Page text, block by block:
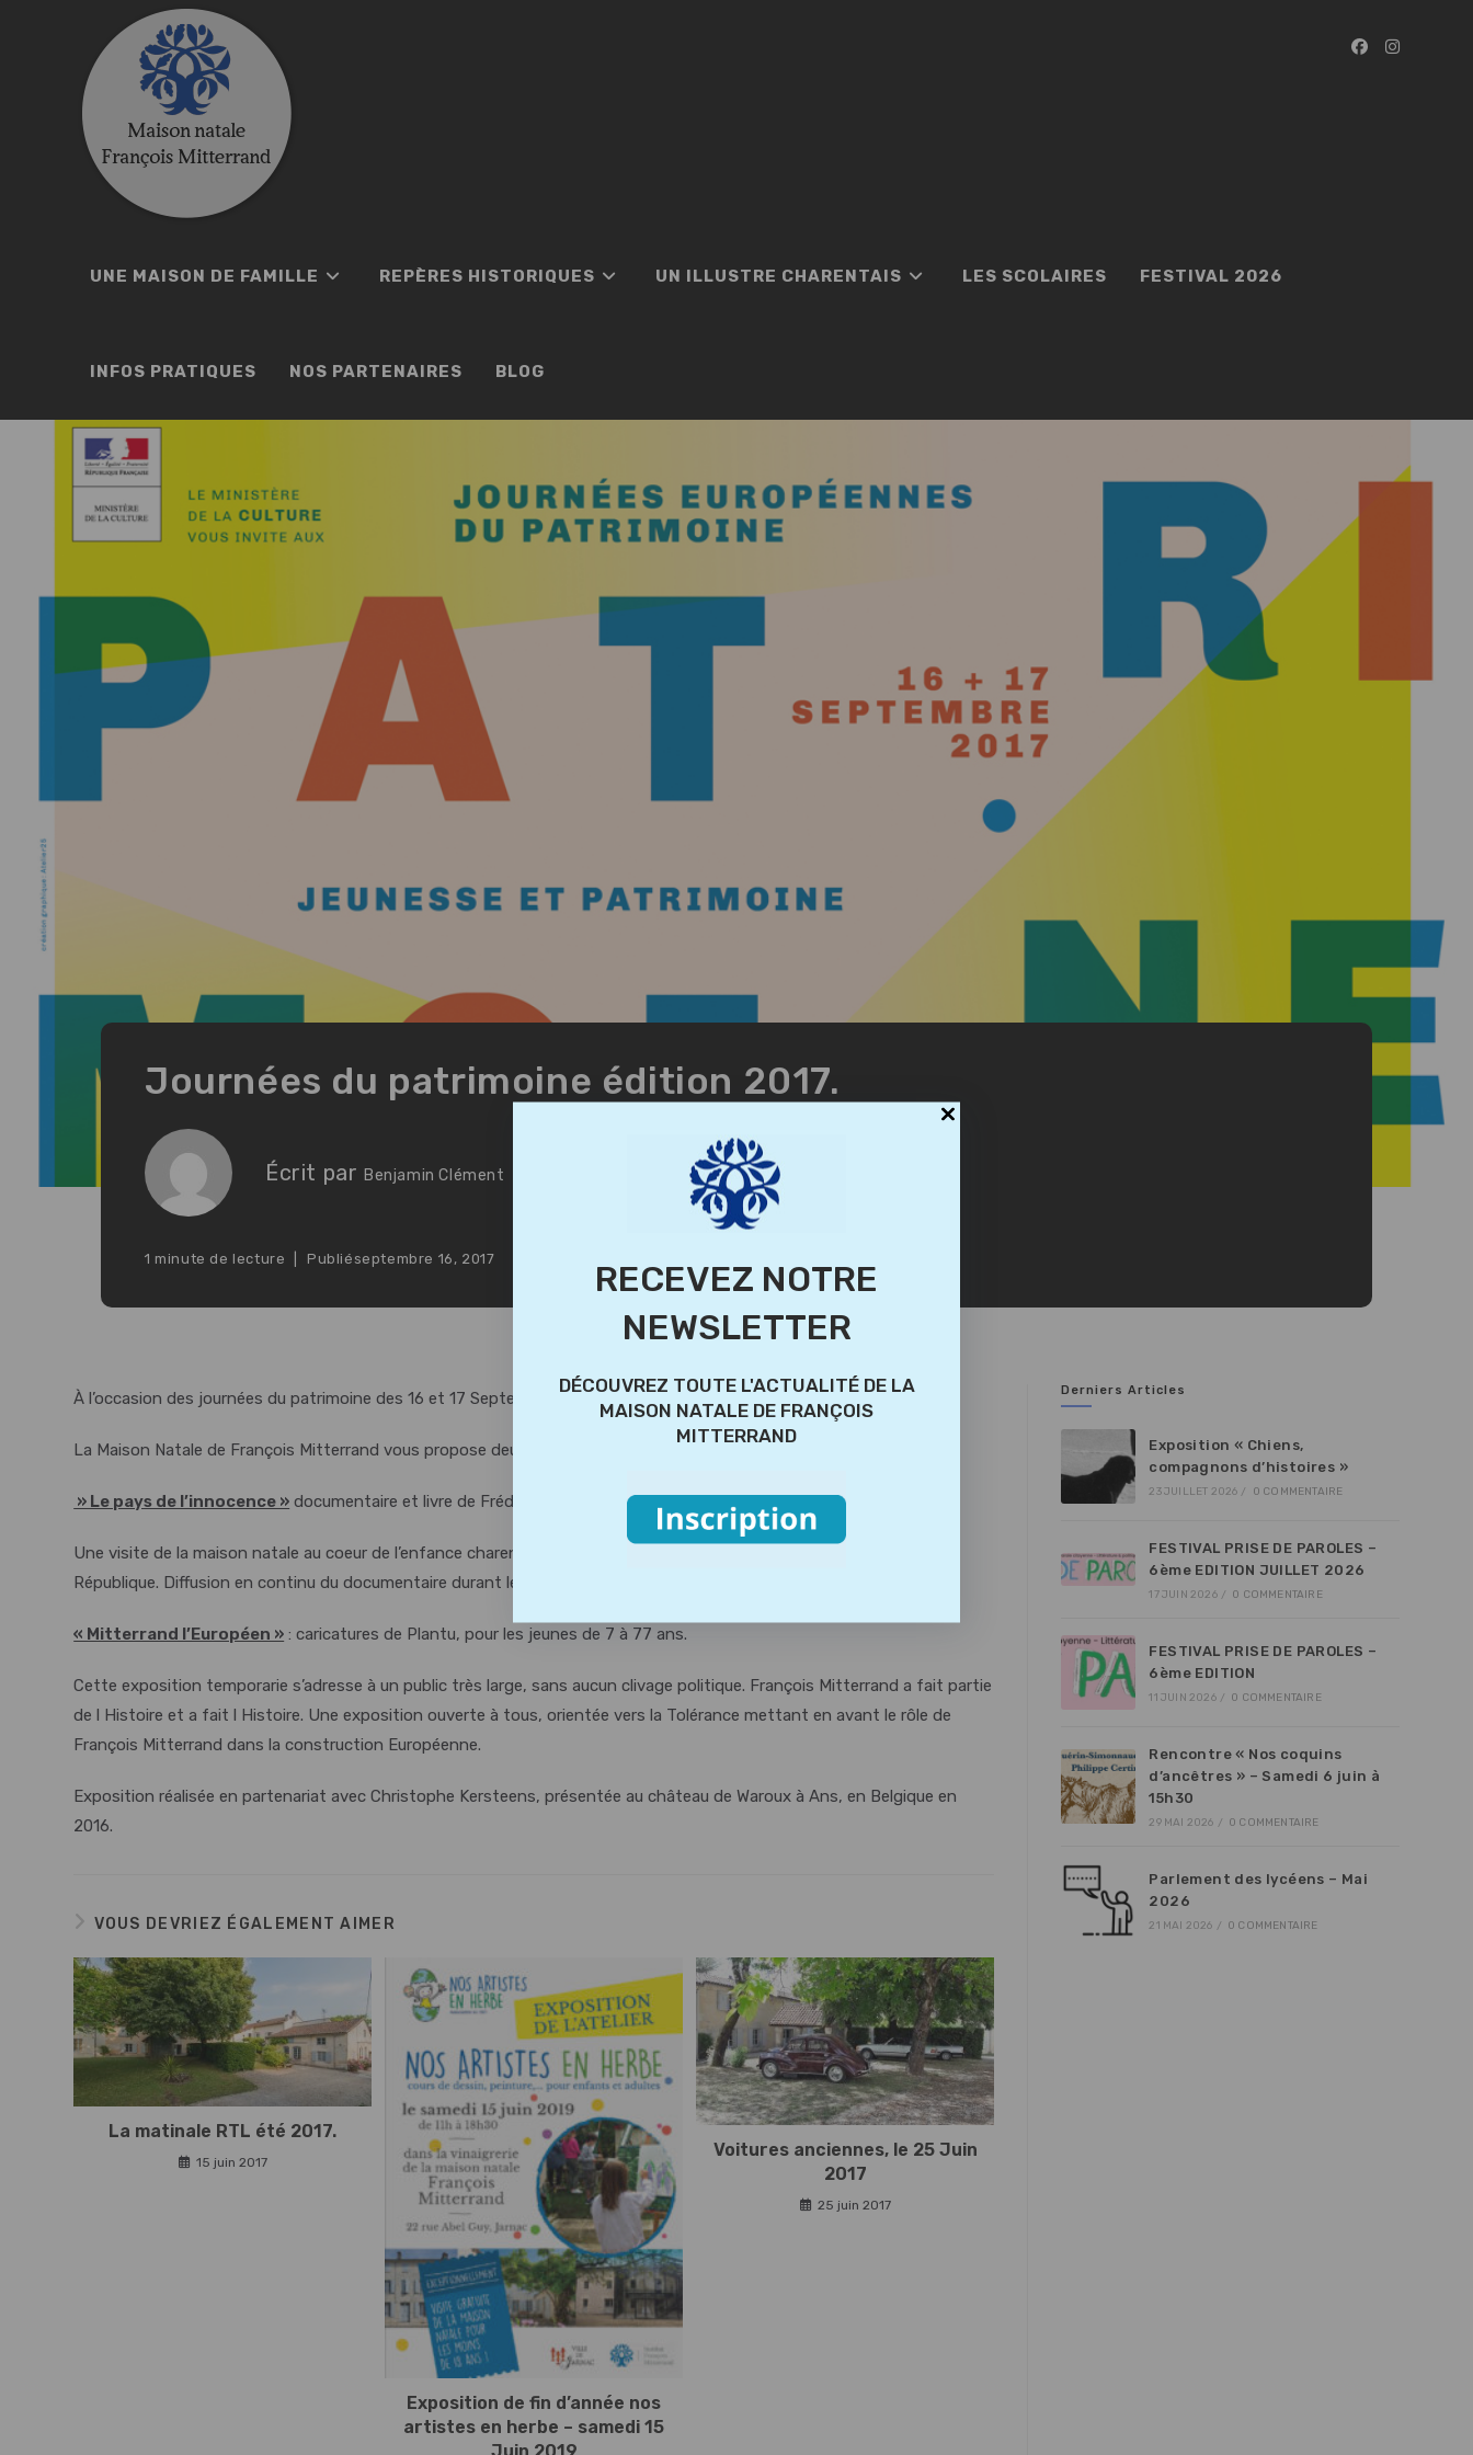
UNE MAISON DE FAMILLE REPÈRES HISTORIQUES UN ILLUSTRE CHARENTAIS LES SCOLAIRES FESTIVAL 2026
INFOS PRATIQUES NOS PARTENAIRES BLOG
Journées du patrimoine édition 2017.
Écrit par Benjamin Clément
1 minute de lecture Publiéseptembre 16, 2017
À l’occasion des journées du patrimoine des 16 et 17 Septembre 2017 sur le thème » Jeunesse et patrimoine »,
La Maison Natale de François Mitterrand vous propose deux évènements :
» Le pays de l’innocence » documentaire et livre de Frédéric Mitterrand :
Une visite de la maison natale au coeur de l’enfance charentaise et de la vie de famille de l’ancien Président de la
République. Diffusion en continu du documentaire durant le week-end.
« Mitterrand l’Européen » : caricatures de Plantu, pour les jeunes de 7 à 77 ans.
Cette exposition temporarie s’adresse à un public très large, sans aucun clivage politique. François Mitterrand a fait partie
de l Histoire et a fait l Histoire. Une exposition ouverte à tous, orientée vers la Tolérance mettant en avant le rôle de
François Mitterrand dans la construction Européenne.
Exposition réalisée en partenariat avec Christophe Kersteens, présentée au château de Waroux à Ans, en Belgique en
2016.
VOUS DEVRIEZ ÉGALEMENT AIMER
La matinale RTL été 2017.
15 juin 2017
Exposition de fin d’année nos
artistes en herbe – samedi 15
Voitures anciennes, le 25 Juin
2017
25 juin 2017
Derniers Articles
Exposition « Chiens,
compagnons d’histoires »
23 JUILLET 2026 / 0 COMMENTAIRE
FESTIVAL PRISE DE PAROLES –
6ème EDITION JUILLET 2026
17 JUIN 2026 / 0 COMMENTAIRE
FESTIVAL PRISE DE PAROLES –
6ème EDITION
11 JUIN 2026 / 0 COMMENTAIRE
Rencontre « Nos coquins
d’ancêtres » – Samedi 6 juin à
15h30
29 MAI 2026 / 0 COMMENTAIRE
Parlement des lycéens – Mai
2026
21 MAI 2026 / 0 COMMENTAIRE
RECEVEZ NOTRE
NEWSLETTER
DÉCOUVREZ TOUTE L'ACTUALITÉ DE LA
MAISON NATALE DE FRANÇOIS
MITTERRAND